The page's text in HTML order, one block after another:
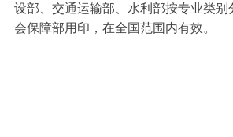
设部、交通运输部、水利部按专业类别
会保障部用印，在全国范围内有效。